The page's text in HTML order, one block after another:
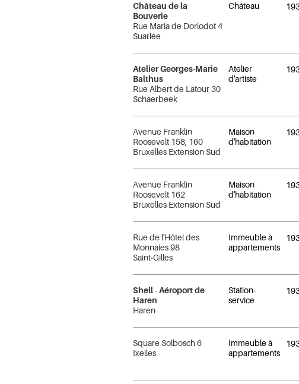
Château de la
Bouverie
Rue Maria de Dorlodot 4
Suarlée
Château
Atelier Georges-Marie
Balthus
Rue Albert de Latour 30
Schaerbeek
Atelier
d'artiste
Avenue Franklin
Roosevelt 158, 160
Bruxelles Extension Sud
Maison
d'habitation
Avenue Franklin
Roosevelt 162
Bruxelles Extension Sud
Maison
d'habitation
Rue de l'Hôtel des
Monnaies 98
Saint-Gilles
Immeuble à
appartements
Shell - Aéroport de
Haren
Haren
Station-
service
Square Solbosch 6
Ixelles
Immeuble à
appartements